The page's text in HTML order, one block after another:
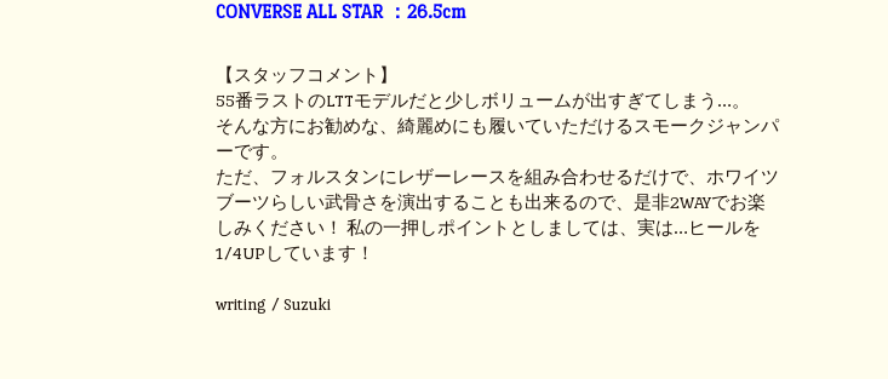
CONVERSE ALL STAR ：26.5cm
【スタッフコメント】
55番ラストのLTTモデルだと少しボリュームが出すぎてしまう…。
そんな方にお勧めな、綺麗めにも履いていただけるスモークジャンパ
ーです。
ただ、フォルスタンにレザーレースを組み合わせるだけで、ホワイツ
ブーツらしい武骨さを演出することも出来るので、是非2WAYでお楽
しみください！ 私の一押しポイントとしましては、実は…ヒールを
1/4UPしています！
writing / Suzuki